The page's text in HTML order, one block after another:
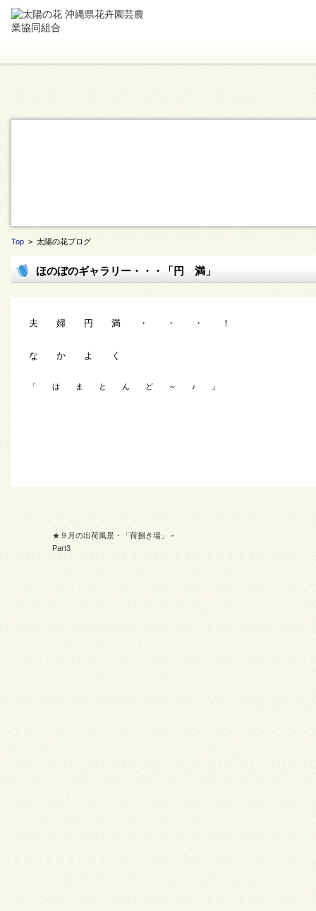
Top > 太陽の花ブログ
ほのぼのギャラリー・・・「円 満」
夫 婦 円 満 ・ ・ ・ ！
な か よ く
「 は ま と ん ど ～ ♪ 」
★９月の出荷風景・「荷捌き場」－
Part3